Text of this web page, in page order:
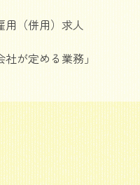
（併用）求人
社が定める業務」